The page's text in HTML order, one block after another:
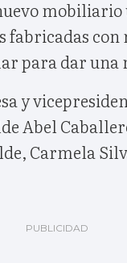
fabricadas
para dar
y
Abel
Carmela